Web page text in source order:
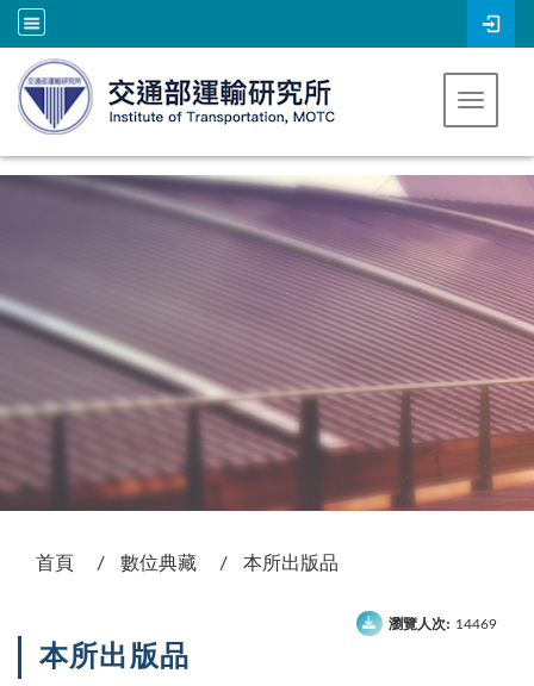
跳到主要內容
Toggle
首頁 數位典藏 本所出版品
瀏覽人次: 14469
本所出版品